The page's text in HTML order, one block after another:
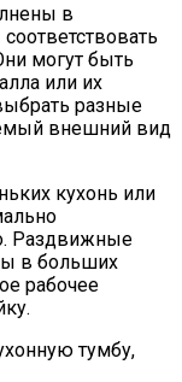
в
могут быть
или их
разные
внешний вид
кухонь или
Раздвижные
в больших
рабочее
тумбу,